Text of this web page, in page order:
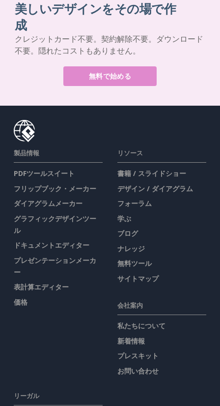
美しいデザインをその場で作
成
クレジットカード不要。契約解除不要。ダウンロード
不要。隠れたコストもありません。
無料で始める
製品情報
PDFツールスイート
フリップブック・メーカー
ダイアグラムメーカー
グラフィックデザインツー
ル
ドキュメントエディター
プレゼンテーションメーカ
ー
表計算エディター
価格
リソース
書籍 / スライドショー
デザイン / ダイアグラム
フォーラム
学ぶ
ブログ
ナレッジ
無料ツール
サイトマップ
会社案内
私たちについて
新着情報
プレスキット
お問い合わせ
リーガル